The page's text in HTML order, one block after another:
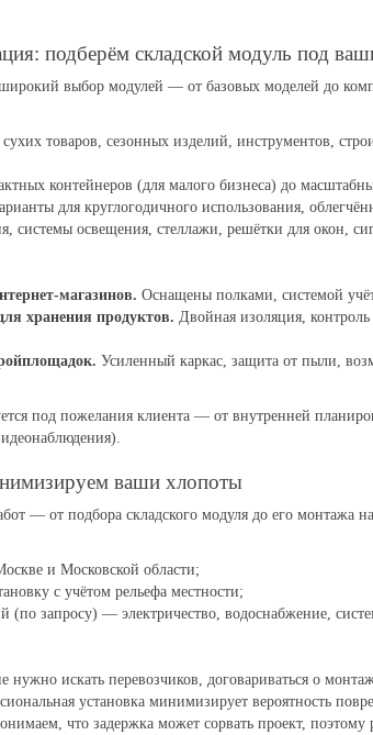
подберём складской модуль под
выбор модулей — от базовых моделей до
товаров, сезонных изделий, инструментов,
контейнеров (для малого бизнеса) до
для круглогодичного использования,
системы освещения, стеллажи, решётки для окон,
магазинов. Оснащены полками, системой
хранения продуктов. Двойная изоляция,
Усиленный каркас, защита от пыли,
под пожелания клиента — от внутренней
ваши хлопоты
— от подбора складского модуля до его монтажа
и Московской области;
с учётом рельефа местности;
(по запросу) — электричество, водоснабжение,
нужно искать перевозчиков, договариваться о
установка минимизирует вероятность
что задержка может сорвать проект, поэтому